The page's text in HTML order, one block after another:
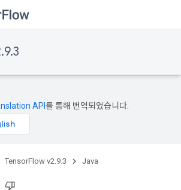
API 를 통해 번역되었습니다.
TensorFlow v2.9.3 Java